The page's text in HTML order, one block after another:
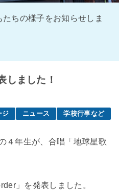
ちの様子をお知らせしま
しました！
ジ
ニュース 学校行事など
４年生が、合唱「地球星歌
」を発表しました。